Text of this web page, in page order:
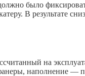
было
В результате
на
наполнение —